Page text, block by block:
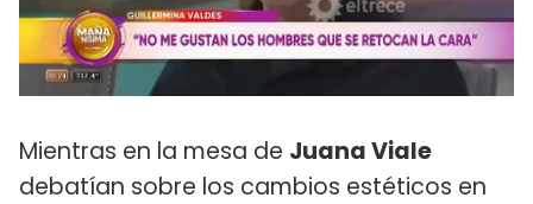
Mientras en la mesa de Juana Viale
debatían sobre los cambios estéticos en